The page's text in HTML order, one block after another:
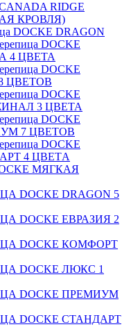
RIDGE
КРОВЛЯ)
DOCKE DRAGON
DOCKE
4 ЦВЕТА
DOCKE
ЦВЕТОВ
DOCKE
3 ЦВЕТА
DOCKE
7 ЦВЕТОВ
DOCKE
4 ЦВЕТA
МЯГКАЯ
DOCKE DRAGON 5
DOCKE ЕВРАЗИЯ 2
DOCKE КОМФОРТ
DOCKE ЛЮКС 1
DOCKE ПРЕМИУМ
DOCKE СТАНДАРТ